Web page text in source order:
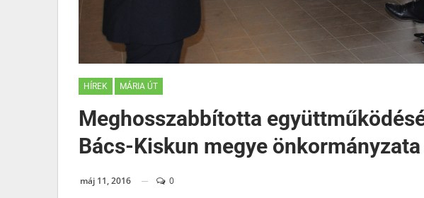
HÍREK MÁRIA ÚT
Meghosszabbította
Bács-Kiskun megye önkormányzata
máj 11, 2016 0